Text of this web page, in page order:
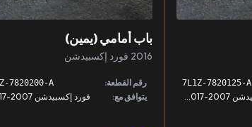
7L1Z-7820125-A
باب أمامي (يمين)
2016 فورد إكسبيدشن
رقم القطعة: 7820200-A
يتوافق مع: